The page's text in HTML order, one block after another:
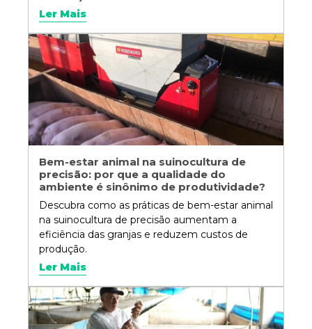
Ler Mais
Bem-estar animal na suinocultura de
precisão: por que a qualidade do
ambiente é sinônimo de produtividade?
Descubra como as práticas de bem-estar animal
na suinocultura de precisão aumentam a
eficiência das granjas e reduzem custos de
produção.
Ler Mais